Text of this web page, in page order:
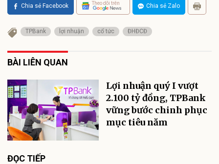
Chia sẻ Facebook Theo dõi trên Chia sẻ Zalo
TPBank lợi nhuận cổ tức ĐHĐCĐ
BÀI LIÊN QUAN
Lợi nhuận quý I vượt
2.100 tỷ đồng, TPBank
vững bước chinh phục
mục tiêu năm
ĐỌC TIẾP